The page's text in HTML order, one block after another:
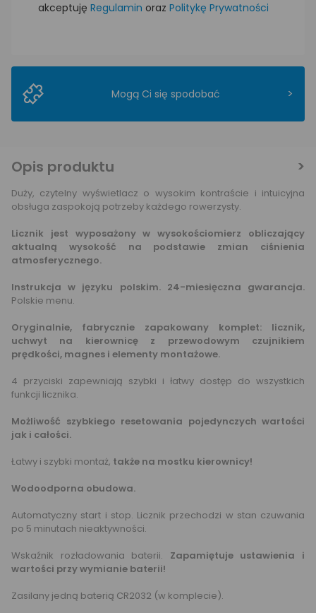
akceptuję Regulamin oraz Politykę Prywatności
Mogą Ci się spodobać >
Opis produktu
Duży, czytelny wyświetlacz o wysokim kontraście i intuicyjna
obsługa zaspokoją potrzeby każdego rowerzysty.
Licznik jest wyposażony w wysokościomierz obliczający
aktualną wysokość na podstawie zmian ciśnienia
atmosferycznego.
Instrukcja w języku polskim. 24-miesięczna gwarancja.
Polskie menu.
Oryginalnie, fabrycznie zapakowany komplet: licznik,
uchwyt na kierownicę z przewodowym czujnikiem
prędkości, magnes i elementy montażowe.
4 przyciski zapewniają szybki i łatwy dostęp do wszystkich
funkcji licznika.
Możliwość szybkiego resetowania pojedynczych wartości
jak i całości.
Łatwy i szybki montaż, także na mostku kierownicy!
Wodoodporna obudowa.
Automatyczny start i stop. Licznik przechodzi w stan czuwania
po 5 minutach nieaktywności.
Wskaźnik rozładowania baterii. Zapamiętuje ustawienia i
wartości przy wymianie baterii!
Zasilany jedną baterią CR2032 (w komplecie).